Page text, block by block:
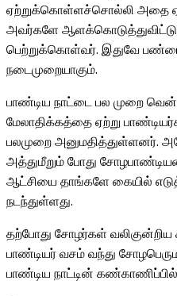
ஏற்றுக்கொள்ளச்சொல்லி அதை
அவர்களே
பெற்றுக்கொள்வர். இதுவே
நடைமுறையாகும்.
பாண்டிய நாட்டை பல முறை
மேலாதிக்கத்தை ஏற்று
பலமுறை அனுமதித்துள்ளனர்.
அத்துமீறும் போது
ஆட்சியை தாங்களே கையில்
நடந்துள்ளது.
தற்போது சோழர்கள்
பாண்டியர் வசம் வந்து
பாண்டிய நாட்டின்